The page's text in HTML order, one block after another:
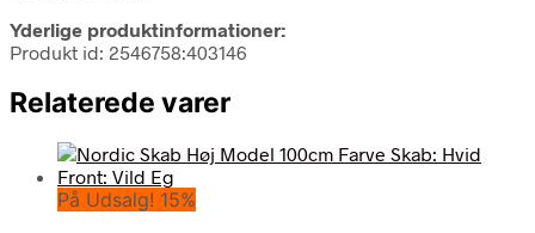
Yderlige produktinformationer:
Produkt id: 2546758:403146
Relaterede varer
På Udsalg! 15%